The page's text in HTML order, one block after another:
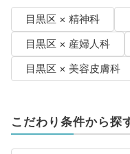
目黒区 × 精神科
目黒区 × 産婦人科
目黒区 × 美容皮膚科
こだわり条件から探